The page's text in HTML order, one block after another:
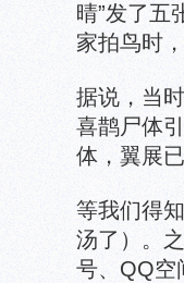
晴”发了五
家拍鸟时
据说，当
喜鹊尸体
体，翼展
等我们得
汤了）。
号、QQ空